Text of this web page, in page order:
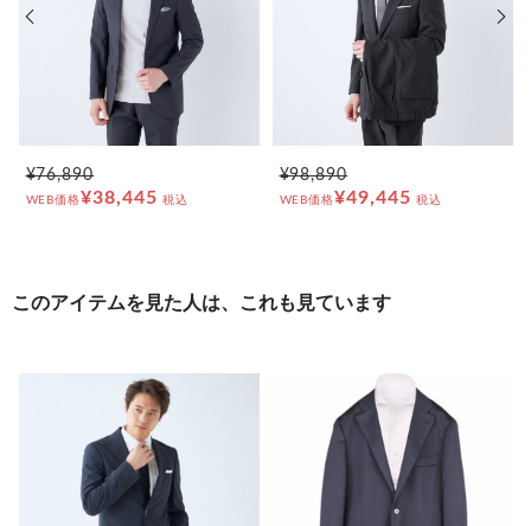
¥76,890
WEB価格¥38,445 税込
¥98,890
WEB価格¥49,445 税込
前の画像
このアイテムを見た人は、これも見ています